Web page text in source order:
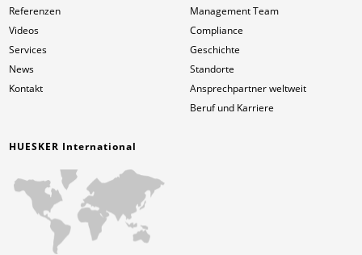
HUESKER International
Referenzen
Videos
Services
News
Kontakt
Management Team
Compliance
Geschichte
Standorte
Ansprechpartner weltweit
Beruf und Karriere